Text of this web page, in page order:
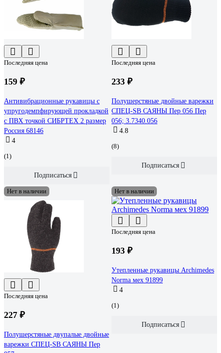
Последняя цена
159 ₽
Антивибрационные рукавицы с
упругодемпфирующей прокладкой
с ПВХ точкой СИБРТЕХ 2 размер
Россия 68146
4
(1)
Подписаться
Последняя цена
233 ₽
Полушерстяные двойные варежки
СПЕЦ-SB САЯНЫ Пер 056 Пер
056; 3.7340.056
4.8
(8)
Подписаться
Нет в наличии
Последняя цена
227 ₽
Полушерстяные двупалые двойные
варежки СПЕЦ-SB САЯНЫ Пер
Нет в наличии
Последняя цена
193 ₽
Утепленные рукавицы Archimedes
Norma мех 91899
4
(1)
Подписаться